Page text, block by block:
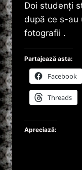
Doi studenți
după ce s-au
fotografii .
Partajează asta:
Facebook
Threads
Apreciază: